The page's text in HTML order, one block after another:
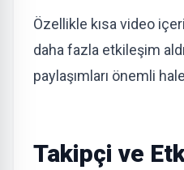
Özellikle kısa video
daha fazla etkileşim
paylaşımları önemli
Takipçi ve